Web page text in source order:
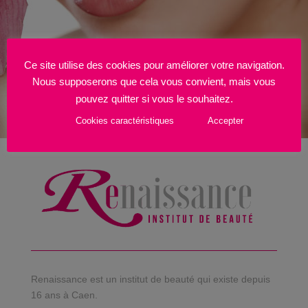
Renaissance est un institut de beauté qui existe depuis
16 ans à Caen.
Ce site utilise des cookies pour améliorer votre navigation.
Nous supposerons que cela vous convient, mais vous
pouvez quitter si vous le souhaitez.
Cookies caractéristiques Accepter